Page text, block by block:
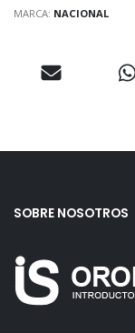
MARCA: NACIONAL
SOBRE NOSOTROS